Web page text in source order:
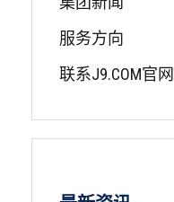
服务方向
联系J9.COM官网